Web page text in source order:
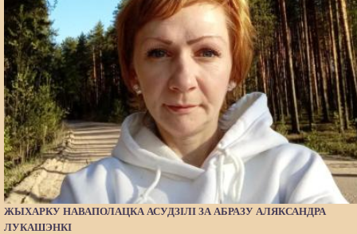
ЖЫХАРКУ НАВАПОЛАЦКА АСУДЗІЛІ ЗА АБРАЗУ АЛЯКСАНДРА
ЛУКАШЭНКІ